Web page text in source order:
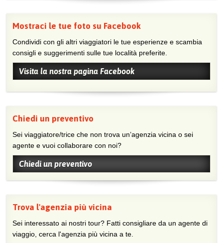
Mostraci le tue foto su Facebook
Condividi con gli altri viaggiatori le tue esperienze e scambia
consigli e suggerimenti sulle tue località preferite.
Visita la nostra pagina Facebook
Chiedi un preventivo
Sei viaggiatore/trice che non trova un’agenzia vicina o sei
agente e vuoi collaborare con noi?
Chiedi un preventivo
Trova l'agenzia più vicina
Sei interessato ai nostri tour? Fatti consigliare da un agente di
viaggio, cerca l'agenzia più vicina a te.